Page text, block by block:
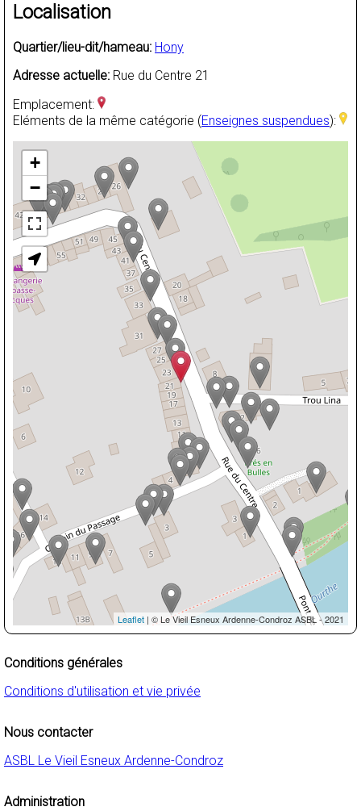
Localisation
Quartier/lieu-dit/hameau: Hony
Adresse actuelle: Rue du Centre 21
Emplacement:
Eléments de la même catégorie (Enseignes suspendues):
+
−
Leaflet | © Le Vieil Esneux Ardenne-Condroz ASBL - 2021
Conditions générales
Conditions d'utilisation et vie privée
Nous contacter
ASBL Le Vieil Esneux Ardenne-Condroz
Administration